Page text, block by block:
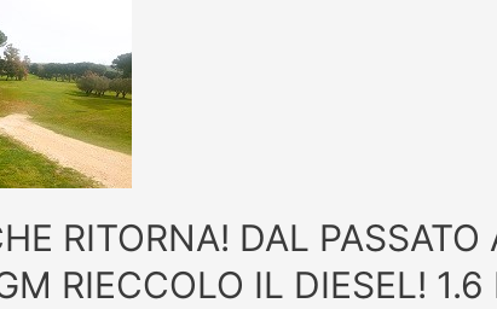
RITORNA! DAL PASSATO
RIECCOLO IL DIESEL!